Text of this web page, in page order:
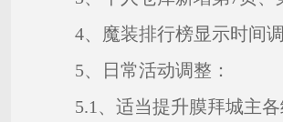
4、魔装排行榜显示时间调
5、日常活动调整：
5.1、适当提升膜拜城主各